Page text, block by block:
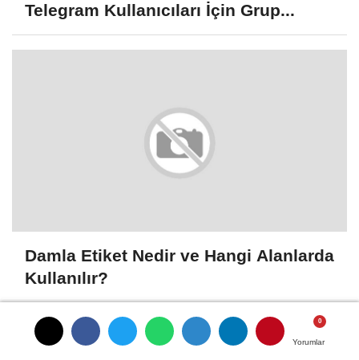
Yorumlar
Yorumlar
Telegram Kullanıcıları İçin Grup...
Damla Etiket Nedir ve Hangi Alanlarda
Kullanılır?
Yorumlar